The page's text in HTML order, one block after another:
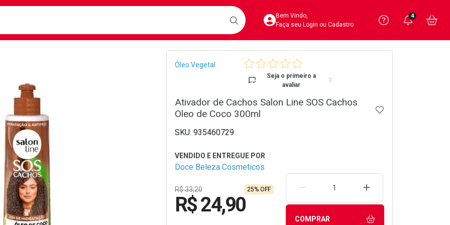
BUSCARAcesse sua Conta
Bem Vindo,
Faça seu Login ou Cadastro
Precisa
Ver Recursos
Você
4
Breadcrumb
Óleo Vegetal
Seja o primeiro a
avaliar
0
Ativador de Cachos Salon Line SOS Cachos
Oleo de Coco 300ml
ADICIONAR AOS
935460729
Doce Beleza Cosmeticos
R$ 33,20 25% OFF
R$ 24,90
REMOVER UMA UNIDADEAUMENTAR UMA
COMPRAR